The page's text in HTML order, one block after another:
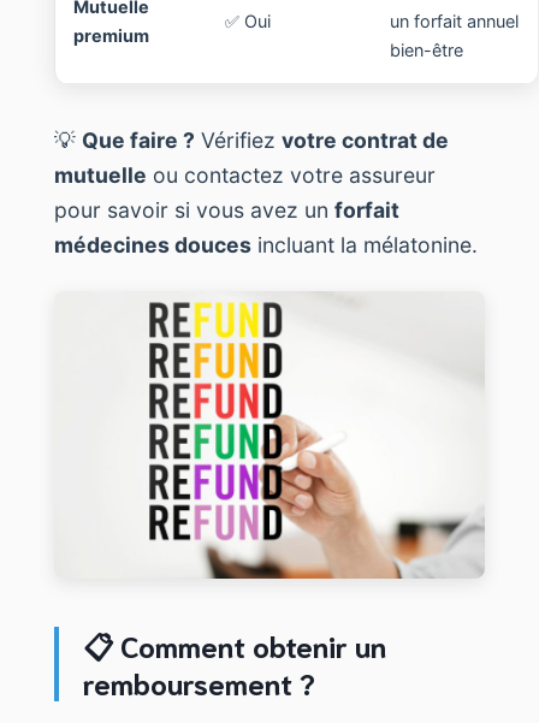
Mutuelle
premium
✅ Oui
un forfait annuel
bien-être
💡 Que faire ? Vérifiez votre contrat de
mutuelle ou contactez votre assureur
pour savoir si vous avez un forfait
médecines douces incluant la mélatonine.
📋 Comment obtenir un
remboursement ?